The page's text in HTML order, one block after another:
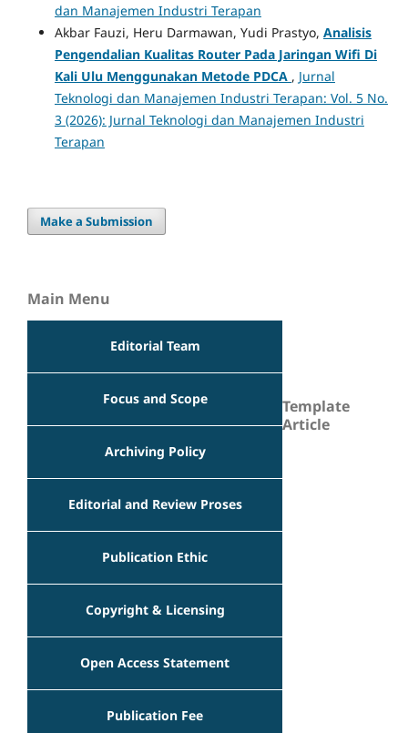
dan Manajemen Industri Terapan
Akbar Fauzi, Heru Darmawan, Yudi Prastyo, Analisis
Pengendalian Kualitas Router Pada Jaringan Wifi Di
Kali Ulu Menggunakan Metode PDCA , Jurnal
Teknologi dan Manajemen Industri Terapan: Vol. 5 No.
3 (2026): Jurnal Teknologi dan Manajemen Industri
Terapan
Make a Submission
Main Menu
Editorial Team
Focus and Scope
Archiving Policy
Editorial and Review Proses
Publication Ethic
Copyright & Licensing
Open Access Statement
Publication Fee
Template
Article